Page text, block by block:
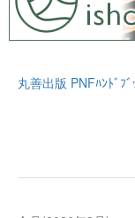
丸善出版 PNFﾊﾝﾄﾞﾌ